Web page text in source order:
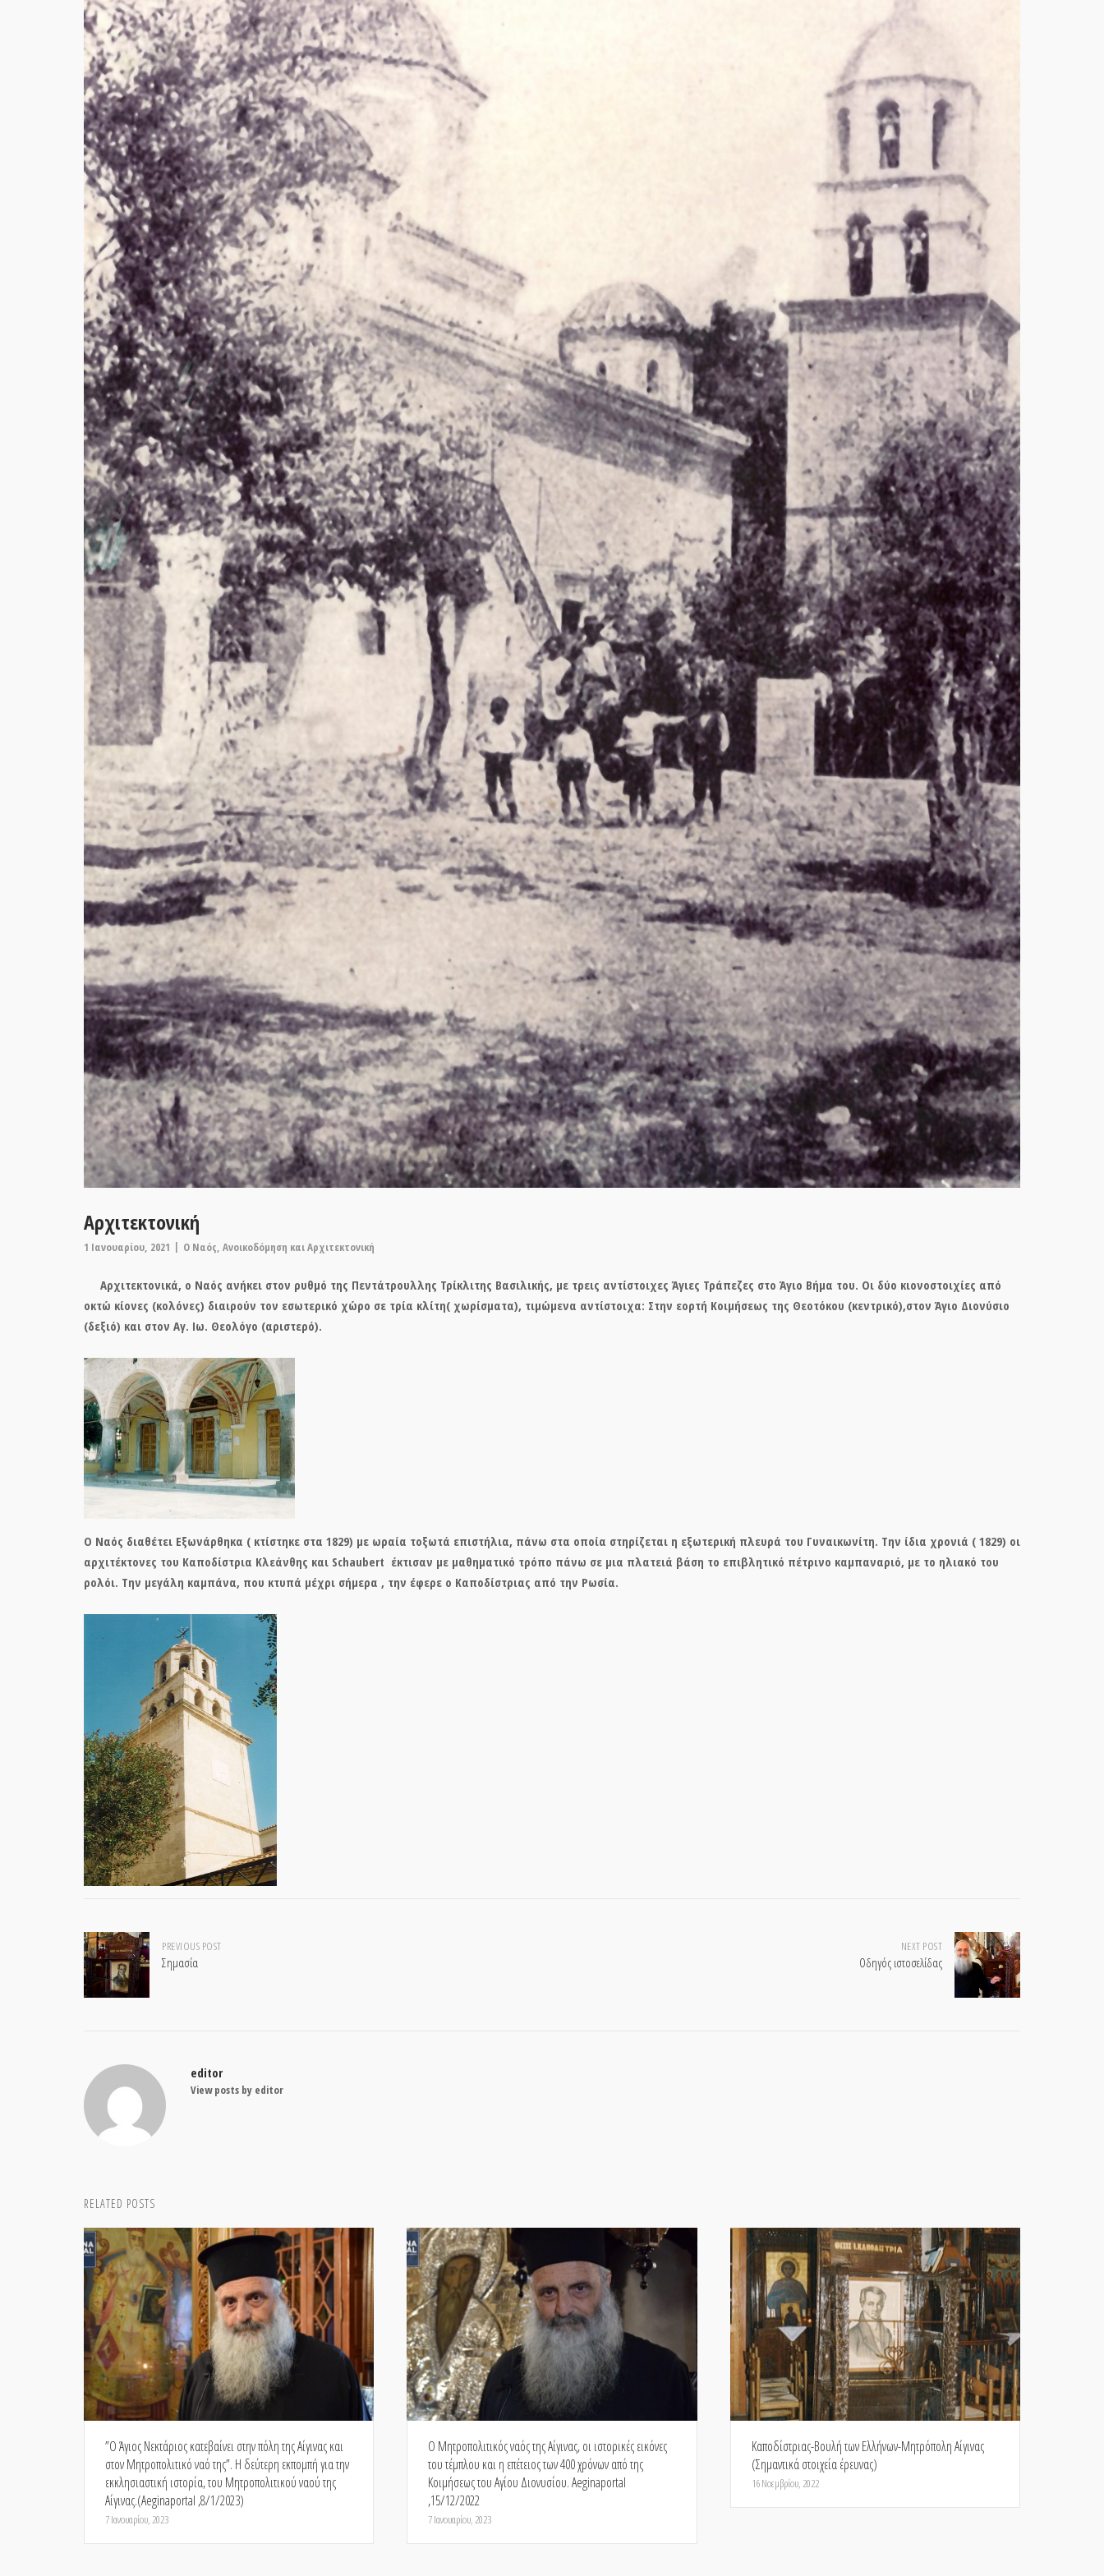
Αρχιτεκτονική
1 Ιανουαρίου, 2021 O Ναός, Ανοικοδόμηση και Αρχιτεκτονική
Αρχιτεκτονικά, ο Ναός ανήκει στον ρυθμό της Πεντάτρουλλης Τρίκλιτης Βασιλικής, με τρεις αντίστοιχες Άγιες Τράπεζες στο Άγιο Βήμα του. Οι δύο κιονοστοιχίες από
οκτώ κίονες (κολόνες) διαιρούν τον εσωτερικό χώρο σε τρία κλίτη( χωρίσματα), τιμώμενα αντίστοιχα: Στην εορτή Κοιμήσεως της Θεοτόκου (κεντρικό),στον Άγιο Διονύσιο
(δεξιό) και στον Αγ. Ιω. Θεολόγο (αριστερό).
Ο Ναός διαθέτει Εξωνάρθηκα ( κτίστηκε στα 1829) με ωραία τοξωτά επιστήλια, πάνω στα οποία στηρίζεται η εξωτερική πλευρά του Γυναικωνίτη. Την ίδια χρονιά ( 1829) οι
αρχιτέκτονες του Καποδίστρια Κλεάνθης και Schaubert έκτισαν με μαθηματικό τρόπο πάνω σε μια πλατειά βάση το επιβλητικό πέτρινο καμπαναριό, με το ηλιακό του
ρολόι. Την μεγάλη καμπάνα, που κτυπά μέχρι σήμερα , την έφερε ο Καποδίστριας από την Ρωσία.
Post
navigation
PREVIOUS POST
Σημασία
NEXT POST
Οδηγός ιστοσελίδας
editor
View posts by editor
RELATED POSTS
”Ο Άγιος Νεκτάριος κατεβαίνει στην πόλη της Αίγινας και
στον Μητροπολιτικό ναό της”. Η δεύτερη εκπομπή για την
εκκλησιαστική ιστορία, του Μητροπολιτικού ναού της
Αίγινας.(Aeginaportal ,8/1/2023)
7 Ιανουαρίου, 2023
Ο Μητροπολιτικός ναός της Αίγινας, οι ιστορικές εικόνες
του τέμπλου και η επέτειος των 400 χρόνων από της
Κοιμήσεως του Αγίου Διονυσίου. Aeginaportal
,15/12/2022
7 Ιανουαρίου, 2023
Καποδίστριας-Βουλή των Ελλήνων-Μητρόπολη Αίγινας
(Σημαντικά στοιχεία έρευνας)
16 Νοεμβρίου, 2022